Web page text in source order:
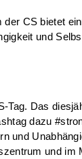
der CS bietet
und
Tag. Das
dazu
und
und im